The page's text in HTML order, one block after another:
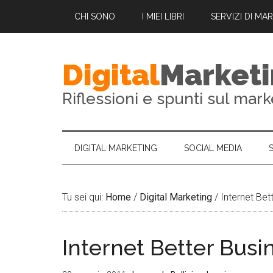
CHI SONO I MIEI LIBRI SERVIZI DI
Digital
Riflessioni e spunti sul
DIGITAL MARKETING SOCIAL MEDIA
Tu sei qui: Home / Digital Marketing / Internet
Internet Better